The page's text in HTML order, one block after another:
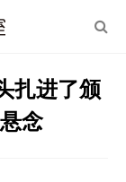
扎进了颁
念